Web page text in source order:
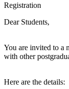
Registration
Dear Students,
You are invited to a
with other
Here are the details: